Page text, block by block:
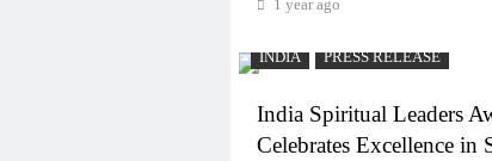
1 year ago
INDIA PRESS RELEASE
India Spiritual Leaders
Celebrates Excellence in